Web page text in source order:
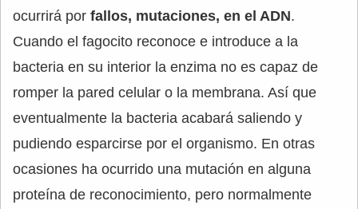
ocurrirá por fallos, mutaciones, en el ADN.
Cuando el fagocito reconoce e introduce a la
bacteria en su interior la enzima no es capaz de
romper la pared celular o la membrana. Así que
eventualmente la bacteria acabará saliendo y
pudiendo esparcirse por el organismo. En otras
ocasiones ha ocurrido una mutación en alguna
proteína de reconocimiento, pero normalmente